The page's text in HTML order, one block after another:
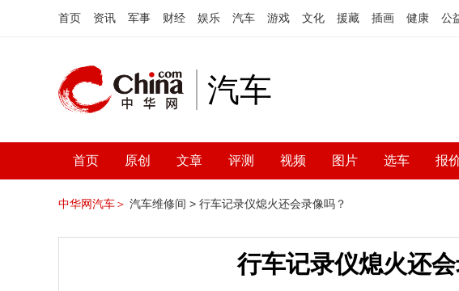
首页 资讯 军事 财经 娱乐 汽车 游戏 文化 援藏 插画 健康 公
汽车
首页 原创 文章 评测 视频 图片 选车 报
中华网汽车＞ 汽车维修间 > 行车记录仪熄火还会录像吗？
行车记录仪熄火还